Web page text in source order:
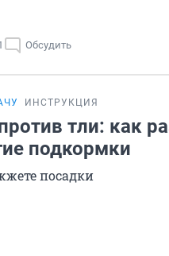
Обсудить
ИНСТРУКЦИЯ
тли: как
подкормки
посадки